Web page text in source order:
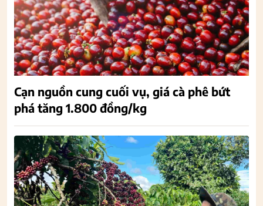
Cạn nguồn cung cuối vụ, giá cà phê bứt
phá tăng 1.800 đồng/kg